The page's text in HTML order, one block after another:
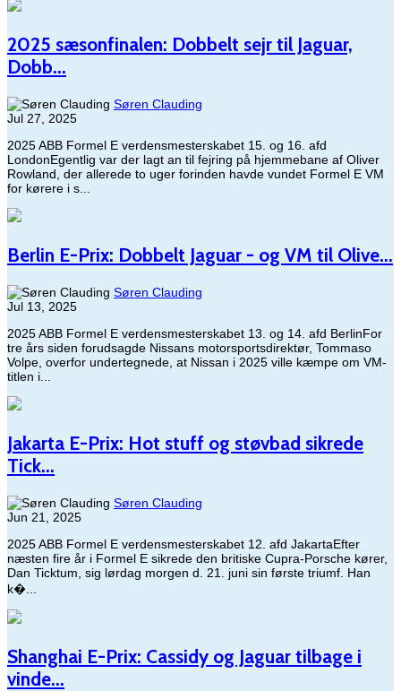
2025 sæsonfinalen: Dobbelt sejr til Jaguar,
Dobb...
Søren Clauding
Jul 27, 2025
2025 ABB Formel E verdensmesterskabet 15. og 16. afd
LondonEgentlig var der lagt an til fejring på hjemmebane af Oliver
Rowland, der allerede to uger forinden havde vundet Formel E VM
for kørere i s...
Berlin E-Prix: Dobbelt Jaguar - og VM til Olive...
Søren Clauding
Jul 13, 2025
2025 ABB Formel E verdensmesterskabet 13. og 14. afd BerlinFor
tre års siden forudsagde Nissans motorsportsdirektør, Tommaso
Volpe, overfor undertegnede, at Nissan i 2025 ville kæmpe om VM-
titlen i...
Jakarta E-Prix: Hot stuff og støvbad sikrede
Tick...
Søren Clauding
Jun 21, 2025
2025 ABB Formel E verdensmesterskabet 12. afd JakartaEfter
næsten fire år i Formel E sikrede den britiske Cupra-Porsche kører,
Dan Ticktum, sig lørdag morgen d. 21. juni sin første triumf. Han
k�...
Shanghai E-Prix: Cassidy og Jaguar tilbage i
vinde...